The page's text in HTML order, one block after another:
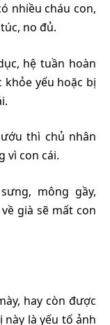
nhiều cháu con,
no đủ.
hệ tuần hoàn
yếu hoặc bị
thì chủ nhân
vì con cái.
mông gầy,
già sẽ mất con
hay còn được
này là yếu tố ảnh